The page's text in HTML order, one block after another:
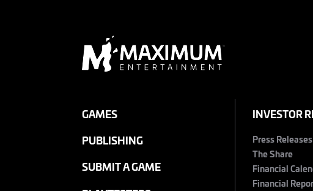
GAMES
PUBLISHING
SUBMIT A GAME
INVESTOR
Press Releases
The Share
Financial
Financial